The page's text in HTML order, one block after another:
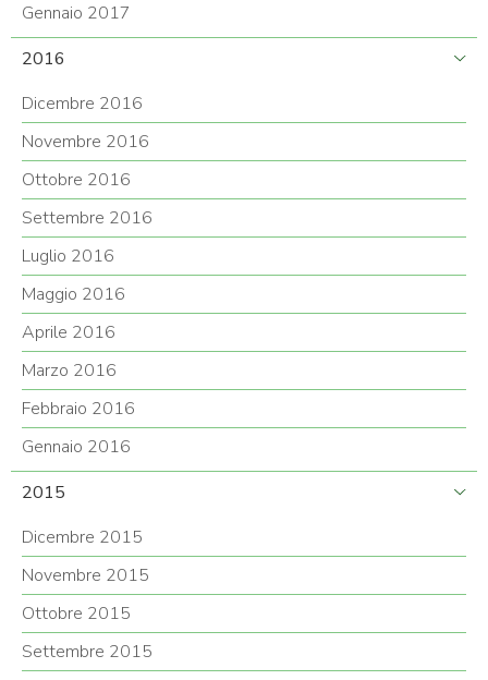
Gennaio 2017
2016
Dicembre 2016
Novembre 2016
Ottobre 2016
Settembre 2016
Luglio 2016
Maggio 2016
Aprile 2016
Marzo 2016
Febbraio 2016
Gennaio 2016
2015
Dicembre 2015
Novembre 2015
Ottobre 2015
Settembre 2015